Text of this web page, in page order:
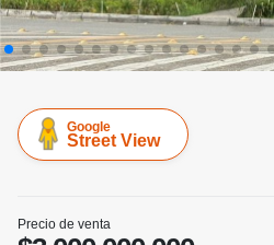
Google
Street View
Precio de venta